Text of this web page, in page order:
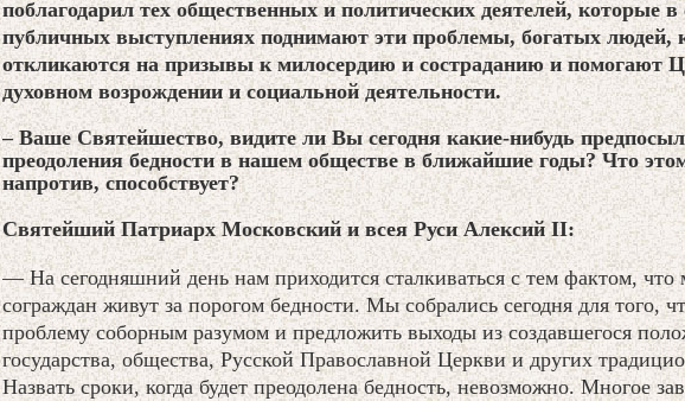
поблагодарил тех общественных и политических деятелей, которые в
публичных выступлениях поднимают эти проблемы, богатых людей,
откликаются на призывы к милосердию и состраданию и помогают
духовном возрождении и социальной деятельности.
– Ваше Святейшество, видите ли Вы сегодня какие-нибудь
преодоления бедности в нашем обществе в ближайшие годы? Что
напротив, способствует?
Святейший Патриарх Московский и всея Руси Алексий II:
— На сегодняшний день нам приходится сталкиваться с тем фактом,
сограждан живут за порогом бедности. Мы собрались сегодня для того,
проблему соборным разумом и предложить выходы из создавшегося
государства, общества, Русской Православной Церкви и других
Назвать сроки, когда будет преодолена бедность, невозможно. Многое